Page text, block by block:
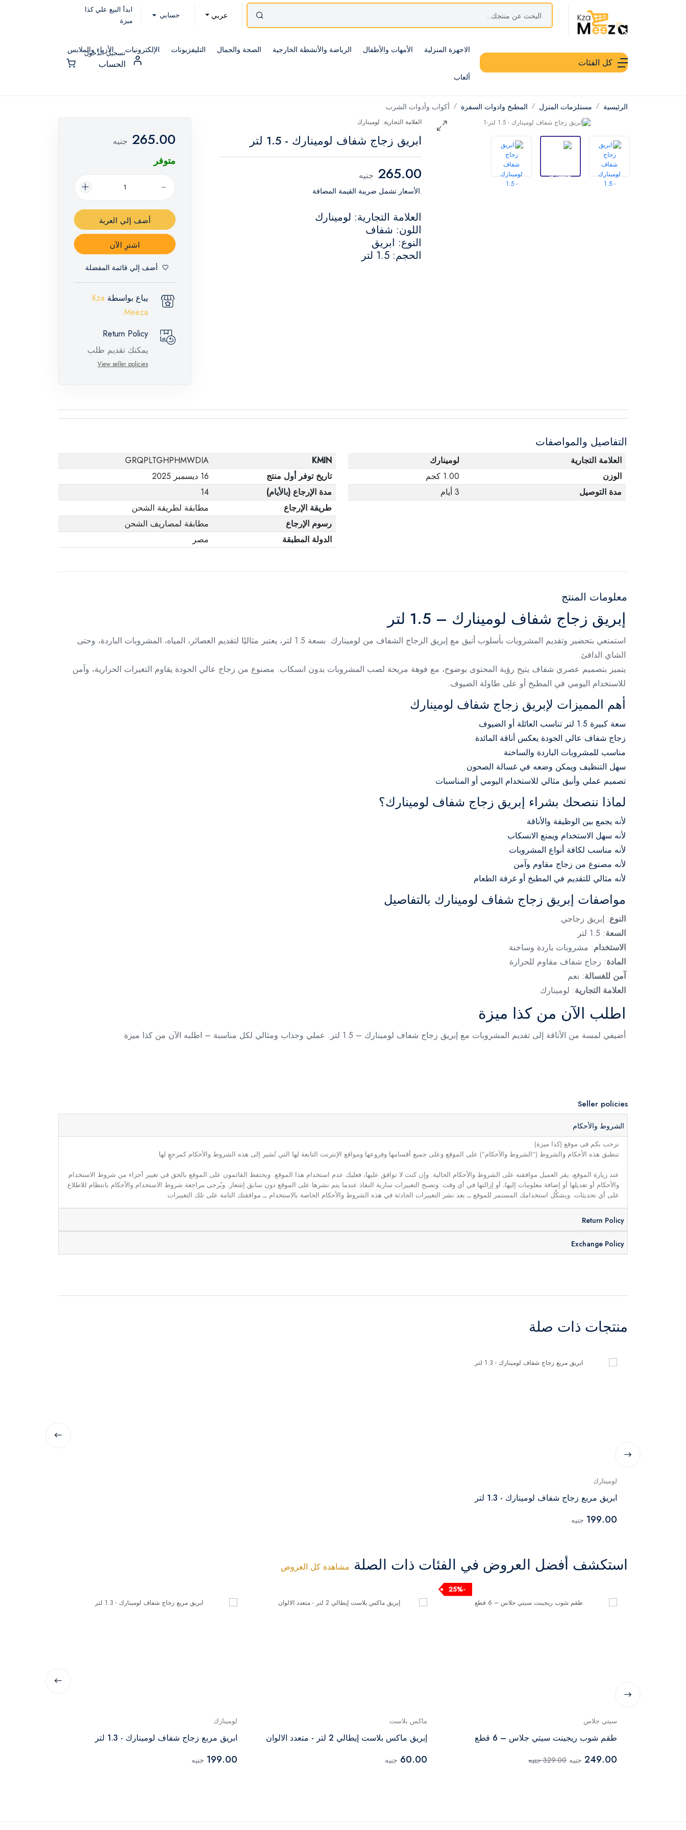
عربي حسابي
ابدأ البيع علي كذا
ميزة
كل الفئات
الاجهزة المنزلية الأمهات والأطفال الرياضة والأنشطة الخارجية الصحة والجمال التليفزيونات الإلكترونيات الأزياء والملابس
ألعاب
تسجيل الدخول
الحساب
الرئيسية مستلزمات المنزل المطبخ وادوات السفرة أكواب وأدوات الشرب
العلامة التجارية: لومينارك
ابريق زجاج شفاف لومينارك - 1.5 لتر
265.00 جنيه
.الأسعار تشمل ضريبة القيمة المضافة
العلامة التجارية: لومينارك
اللون: شفاف
النوع: ابريق
الحجم: 1.5 لتر
265.00 جنيه
متوفر
أضف إلي العربة
اشترِ الآن
أضف إلي قائمة المفضلة
يباع بواسطة Kza
Meeza
Return Policy
يمكنك تقديم طلب
إرجاع لهذه المنتجات
حالة وجود عيوب من
وقت وصول الطلب،
في حالتها الصحيحة
وأن المنتج في عبوته
الأصلية. لاحظ أنه لا
يمكن إرجاع المنتجات
View seller policies
التفاصيل والمواصفات
العلامة التجارية
لومينارك
الوزن
1.00 كجم
مدة التوصيل
3 أيام
KMIN
GRQPLTGHPHMWDIA
تاريخ توفر أول منتج
16 ديسمبر 2025
مدة الإرجاع (بالأيام)
14
طريقة الإرجاع
مطابقة لطريقة الشحن
رسوم الإرجاع
مطابقة لمصاريف الشحن
الدولة المطبقة
مصر
معلومات المنتج
إبريق زجاج شفاف لومينارك – 1.5 لتر
استمتعي بتحضير وتقديم المشروبات بأسلوب أنيق مع إبريق الزجاج الشفاف من لومينارك. بسعة 1.5 لتر، يعتبر مثاليًا لتقديم العصائر، المياه، المشروبات الباردة، وحتى
الشاي الدافئ.
يتميز بتصميم عصري شفاف يتيح رؤية المحتوى بوضوح، مع فوهة مريحة لصب المشروبات بدون انسكاب. مصنوع من زجاج عالي الجودة يقاوم التغيرات الحرارية، وآمن
للاستخدام اليومي في المطبخ أو على طاولة الضيوف.
أهم المميزات لإبريق زجاج شفاف لومينارك
سعة كبيرة 1.5 لتر تناسب العائلة أو الضيوف
زجاج شفاف عالي الجودة يعكس أناقة المائدة
مناسب للمشروبات الباردة والساخنة
سهل التنظيف ويمكن وضعه في غسالة الصحون
تصميم عملي وأنيق مثالي للاستخدام اليومي أو المناسبات
لماذا ننصحك بشراء إبريق زجاج شفاف لومينارك؟
لأنه يجمع بين الوظيفة والأناقة
لأنه سهل الاستخدام ويمنع الانسكاب
لأنه مناسب لكافة أنواع المشروبات
لأنه مصنوع من زجاج مقاوم وآمن
لأنه مثالي للتقديم في المطبخ أو غرفة الطعام
مواصفات إبريق زجاج شفاف لومينارك بالتفاصيل
النوع: إبريق زجاجي
السعة: 1.5 لتر
الاستخدام: مشروبات باردة وساخنة
المادة: زجاج شفاف مقاوم للحرارة
آمن للغسالة: نعم
العلامة التجارية: لومينارك
اطلب الآن من كذا ميزة
أضيفي لمسة من الأناقة إلى تقديم المشروبات مع إبريق زجاج شفاف لومينارك – 1.5 لتر. عملي وجذاب ومثالي لكل مناسبة – اطلبه الآن من كذا ميزة
Seller policies
الشروط والأحكام
نرحب بكم فى موقع (كذا ميزة)
تنطبق هذه الأحكام والشروط (“الشروط والأحكام”) على الموقع وعلى جميع أقسامها وفروعها ومواقع الإنترنت التابعة لها التي تُشير إلى هذه الشروط والأحكام كمرجعٍ لها
عند زيارة الموقع، يقر العميل موافقته على الشروط والأحكام الحالية. وإن كنت لا توافق عليها، فعليك عدم استخدام هذا الموقع. ويحتفظ القائمون على الموقع بالحق في تغيير أجزاء من شروط الاستخدام
والأحكام أو تعديلها أو إضافة معلومات إليها، أو إزالتها في أي وقت. وتصبح التغييرات سارية النفاذ عندما يتم نشرها على الموقع دون سابق إشعار. ويُرجى مراجعة شروط الاستخدام والأحكام بانتظام للاطلاع
على أي تحديثات. ويشكِّل استخدامك المستمر للموقع ــ بعد نشر التغييرات الحادثة في هذه الشروط والأحكام الخاصة بالاستخدام ــ موافقتك التامة على تلك التغييرات
Return Policy
Exchange Policy
منتجات ذات صلة
لومينارك
ابريق مربع زجاج شفاف لومينارك - 1.3 لتر
199.00 جنيه
استكشف أفضل العروض في الفئات ذات الصلة مشاهدة كل العروض
-25%
سيتي جلاس
طقم شوب ريجينت سيتي جلاس – 6 قطع
249.00 جنيه 329.00 جنيه
ماكس بلاست
إبريق ماكس بلاست إيطالي 2 لتر - متعدد الالوان
60.00 جنيه
لومينارك
ابريق مربع زجاج شفاف لومينارك - 1.3 لتر
199.00 جنيه